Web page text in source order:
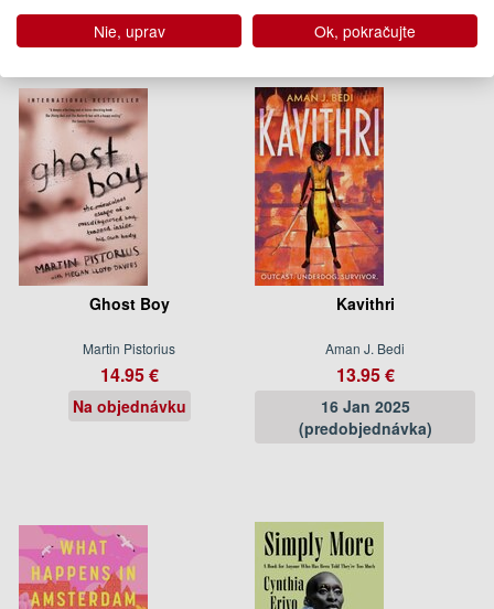
Ghost Boy
Martin Pistorius
14.95 €
Na objednávku
Kavithri
Aman J. Bedi
13.95 €
16 Jan 2025
(predobjednávka)
Nie, uprav Ok, pokračujte